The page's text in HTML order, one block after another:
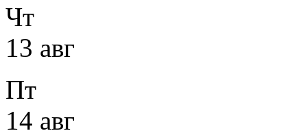
Чт
13 авг
Пт
14 авг